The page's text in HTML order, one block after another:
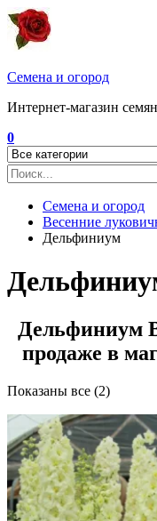
Перейти
содержимому
Семена и огород
Интернет-магазин
0
Семена и огород
Весенние
Дельфиниум
Дельфиниум
продаже в
Показаны все (2)